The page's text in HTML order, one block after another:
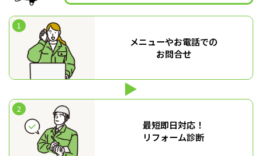
メニューやお電話での
お問合せ
最短即日対応！
リフォーム診断